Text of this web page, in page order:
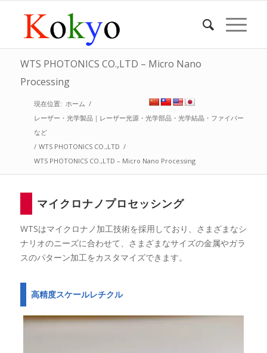
WTS PHOTONICS CO.,LTD – Micro Nano
Processing
現在位置: ホーム /
レーザー・光学製品｜レーザー光源・光学部品・光学結晶・ファイバー
など
/ WTS PHOTONICS CO.,LTD /
WTS PHOTONICS CO.,LTD – Micro Nano Processing
マイクロナノプロセッシング
WTSはマイクロナノ加工技術を採用しており、さまざまなシ
ナリオのニーズに合わせて、さまざまなサイズの金属やガラ
スのパターン加工をカスタマイズできます。
高精度スケールレチクル